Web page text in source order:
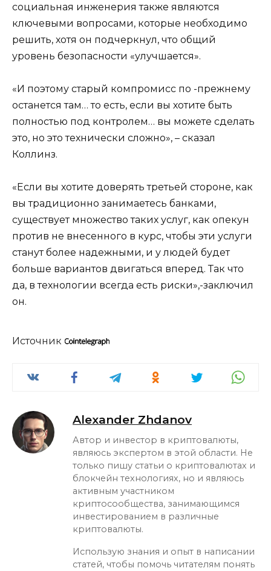
социальная инженерия также являются
ключевыми вопросами, которые необходимо
решить, хотя он подчеркнул, что общий
уровень безопасности «улучшается».
«И поэтому старый компромисс по -прежнему
останется там… то есть, если вы хотите быть
полностью под контролем… вы можете сделать
это, но это технически сложно», – сказал
Коллинз.
«Если вы хотите доверять третьей стороне, как
вы традиционно занимаетесь банками,
существует множество таких услуг, как опекун
против не внесенного в курс, чтобы эти услуги
станут более надежными, и у людей будет
больше вариантов двигаться вперед. Так что
да, в технологии всегда есть риски»,-заключил
он.
Источник
Alexander Zhdanov
Автор и инвестор в криптовалюты,
являюсь экспертом в этой области. Не
только пишу статьи о криптовалютах и
блокчейн технологиях, но и являюсь
активным участником
криптосообщества, занимающимся
инвестированием в различные
криптовалюты.
Использую знания и опыт в написании
статей, чтобы помочь читателям понять